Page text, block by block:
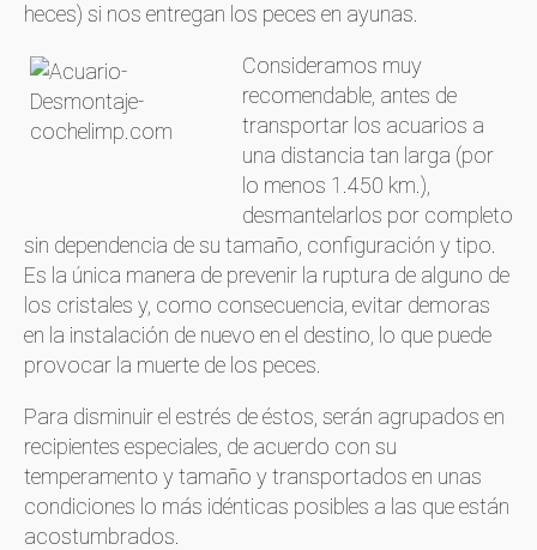
heces) si nos entregan los peces en ayunas.
Consideramos muy
recomendable, antes de
transportar los acuarios a
una distancia tan larga (por
lo menos 1.450 km.),
desmantelarlos por completo
sin dependencia de su tamaño, configuración y tipo.
Es la única manera de prevenir la ruptura de alguno de
los cristales y, como consecuencia, evitar demoras
en la instalación de nuevo en el destino, lo que puede
provocar la muerte de los peces.
Para disminuir el estrés de éstos, serán agrupados en
recipientes especiales, de acuerdo con su
temperamento y tamaño y transportados en unas
condiciones lo más idénticas posibles a las que están
acostumbrados.